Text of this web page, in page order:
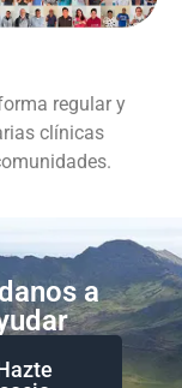
regular y
clínicas
a